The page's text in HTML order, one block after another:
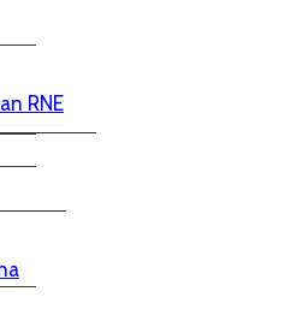
RNE